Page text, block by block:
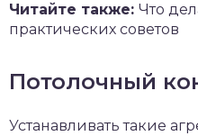
Читайте также: Что
практических советов
Потолочный
Устанавливать такие